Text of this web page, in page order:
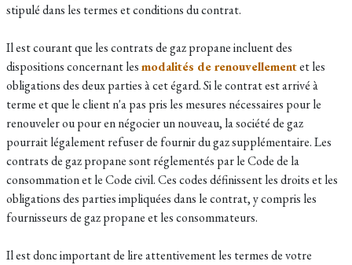
stipulé dans les termes et conditions du contrat.
Il est courant que les contrats de gaz propane incluent des
dispositions concernant lesmodalités de renouvellementet les
obligations des deux parties à cet égard. Si le contrat est arrivé à
terme et que le client n'a pas pris les mesures nécessaires pour le
renouveler ou pour en négocier un nouveau, la société de gaz
pourrait légalement refuser de fournir du gaz supplémentaire. Les
contrats de gaz propane sont réglementés par le Code de la
consommation et le Code civil. Ces codes définissent les droits et les
obligations des parties impliquées dans le contrat, y compris les
fournisseurs de gaz propane et les consommateurs.
Il est donc important de lire attentivement les termes de votre